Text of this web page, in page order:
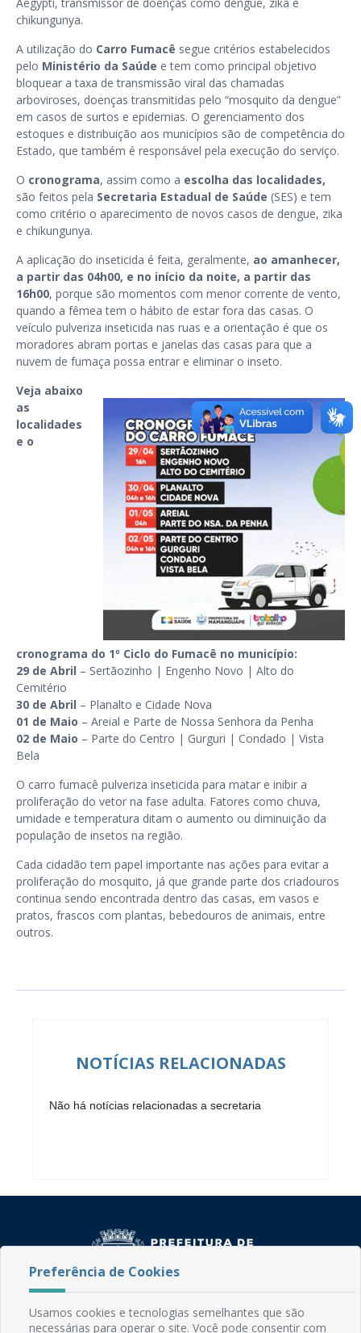
chikungunya.
A utilização do Carro Fumacê segue critérios estabelecidos
pelo Ministério da Saúde e tem como principal objetivo
bloquear a taxa de transmissão viral das chamadas
arboviroses, doenças transmitidas pelo “mosquito da dengue”
em casos de surtos e epidemias. O gerenciamento dos
estoques e distribuição aos municípios são de competência do
Estado, que também é responsável pela execução do serviço.
O cronograma, assim como a escolha das localidades,
são feitos pela Secretaria Estadual de Saúde (SES) e tem
como critério o aparecimento de novos casos de dengue, zika
e chikungunya.
A aplicação do inseticida é feita, geralmente, ao amanhecer,
a partir das 04h00, e no início da noite, a partir das
16h00, porque são momentos com menor corrente de vento,
quando a fêmea tem o hábito de estar fora das casas. O
veículo pulveriza inseticida nas ruas e a orientação é que os
moradores abram portas e janelas das casas para que a
nuvem de fumaça possa entrar e eliminar o inseto.
Veja abaixo
as
localidades
e o
cronograma do 1º Ciclo do Fumacê no município:
29 de Abril – Sertãozinho | Engenho Novo | Alto do
Cemitério
30 de Abril – Planalto e Cidade Nova
01 de Maio – Areial e Parte de Nossa Senhora da Penha
02 de Maio – Parte do Centro | Gurguri | Condado | Vista
Bela
O carro fumacê pulveriza inseticida para matar e inibir a
proliferação do vetor na fase adulta. Fatores como chuva,
umidade e temperatura ditam o aumento ou diminuição da
população de insetos na região.
Cada cidadão tem papel importante nas ações para evitar a
proliferação do mosquito, já que grande parte dos criadouros
continua sendo encontrada dentro das casas, em vasos e
pratos, frascos com plantas, bebedouros de animais, entre
outros.
NOTÍCIAS RELACIONADAS
Não há notícias relacionadas a secretaria
Rua do Imperador, 78, Centro
Preferência de Cookies
Usamos cookies e tecnologias semelhantes que são
necessárias para operar o site. Você pode consentir com